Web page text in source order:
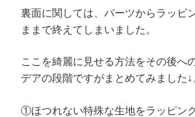
裏面に関しては、パーツからラッピ
ままで終えてしまいました。
ここを綺麗に見せる方法をその後へ
デアの段階ですがまとめてみました↓
①ほつれない特殊な生地をラッピン